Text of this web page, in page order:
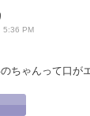
5:36 PM
ちゃんって口が